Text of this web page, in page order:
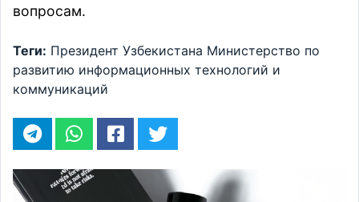
вопросам.
Теги: Президент Узбекистана Министерство по
развитию информационных технологий и
коммуникаций